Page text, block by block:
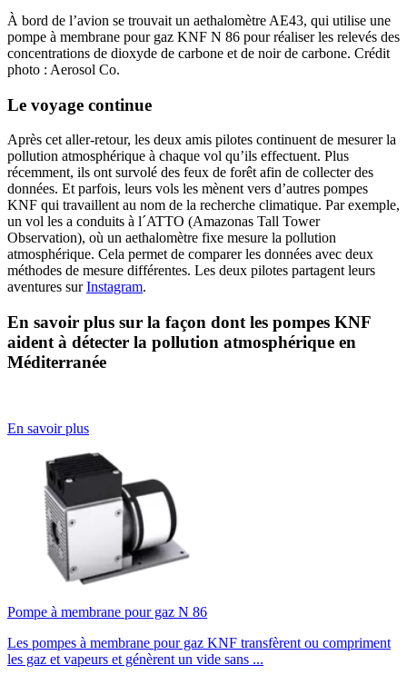
À bord de l’avion se trouvait un aethalomètre AE43, qui utilise une
pompe à membrane pour gaz KNF N 86 pour réaliser les relevés des
concentrations de dioxyde de carbone et de noir de carbone. Crédit
photo : Aerosol Co.
Le voyage continue
Après cet aller-retour, les deux amis pilotes continuent de mesurer la
pollution atmosphérique à chaque vol qu’ils effectuent. Plus
récemment, ils ont survolé des feux de forêt afin de collecter des
données. Et parfois, leurs vols les mènent vers d’autres pompes
KNF qui travaillent au nom de la recherche climatique. Par exemple,
un vol les a conduits à l´ATTO (Amazonas Tall Tower
Observation), où un aethalomètre fixe mesure la pollution
atmosphérique. Cela permet de comparer les données avec deux
méthodes de mesure différentes. Les deux pilotes partagent leurs
aventures surInstagram.
En savoir plus sur la façon dont les pompes KNF
aident à détecter la pollution atmosphérique en
Méditerranée
En savoir plus
Pompe à membrane pour gaz N 86
Les pompes à membrane pour gaz KNF transfèrent ou compriment
les gaz et vapeurs et génèrent un vide sans ...